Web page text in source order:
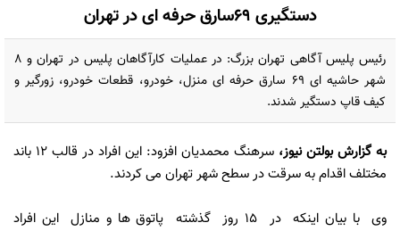
دستگیری ۶۹سارق حرفه ای در تهران
رئیس پلیس آگاهی تهران بزرگ: در عملیات کارآگاهان پلیس در تهران و ۸
شهر حاشیه ای ۶۹ سارق حرفه ای منزل، خودرو، قطعات خودرو، زورگیر و
کیف قاپ دستگیر شدند.
به گزارشبولتن نیوز،
سرهنگ محمدیان افزود: این افراد در قالب 12 باند
مختلف اقدام به سرقت در سطح شهر تهران می کردند.
وی با بیان اینکه در 15 روز گذشته پاتوق ها و منازل این افراد